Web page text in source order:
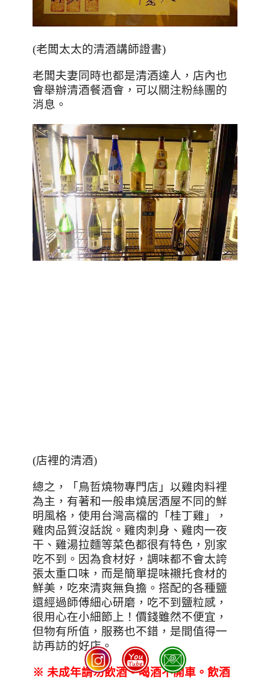
(老闆太太的清酒講師證書)
老闆夫妻同時也都是清酒達人，店內也
會舉辦清酒餐酒會，可以關注粉絲團的
消息。
(店裡的清酒)
總之，「鳥哲燒物專門店」以雞肉料裡
為主，有著和一般串燒居酒屋不同的鮮
明風格，使用台灣高檔的「桂丁雞」，
雞肉品質沒話說。雞肉刺身、雞肉一夜
干、雞湯拉麵等菜色都很有特色，別家
吃不到。因為食材好，調味都不會太誇
張太重口味，而是簡單提味襯托食材的
鮮美，吃來清爽無負擔。搭配的各種鹽
還經過師傅細心研磨，吃不到鹽粒感，
很用心在小細節上！價錢雖然不便宜，
但物有所值，服務也不錯，是間值得一
訪再訪的好店。
※ 未成年請勿飲酒。喝酒不開車。飲酒